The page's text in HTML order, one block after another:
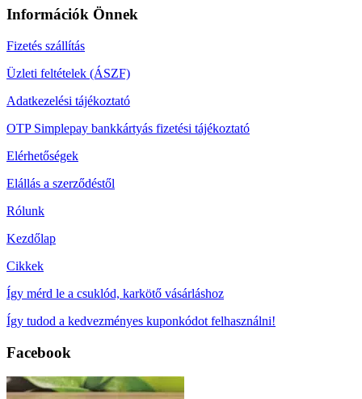
Információk Önnek
Fizetés szállítás
Üzleti feltételek (ÁSZF)
Adatkezelési tájékoztató
OTP Simplepay bankkártyás fizetési tájékoztató
Elérhetőségek
Elállás a szerződéstől
Rólunk
Kezdőlap
Cikkek
Így mérd le a csuklód, karkötő vásárláshoz
Így tudod a kedvezményes kuponkódot felhasználni!
Facebook